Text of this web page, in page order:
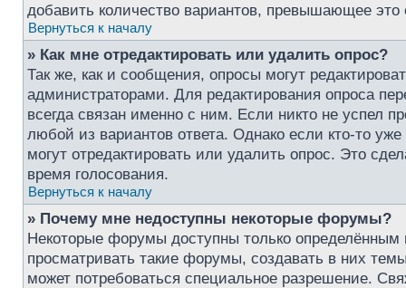
добавить количество вариантов, превышающее
Вернуться к началу
» Как мне отредактировать или удалить опрос?
Так же, как и сообщения, опросы могут
администраторами. Для редактирования опроса
всегда связан именно с ним. Если никто не успел
любой из вариантов ответа. Однако если кто-то
могут отредактировать или удалить опрос. Это
время голосования.
Вернуться к началу
» Почему мне недоступны некоторые форумы?
Некоторые форумы доступны только
просматривать такие форумы, создавать в них
может потребоваться специальное разрешение.